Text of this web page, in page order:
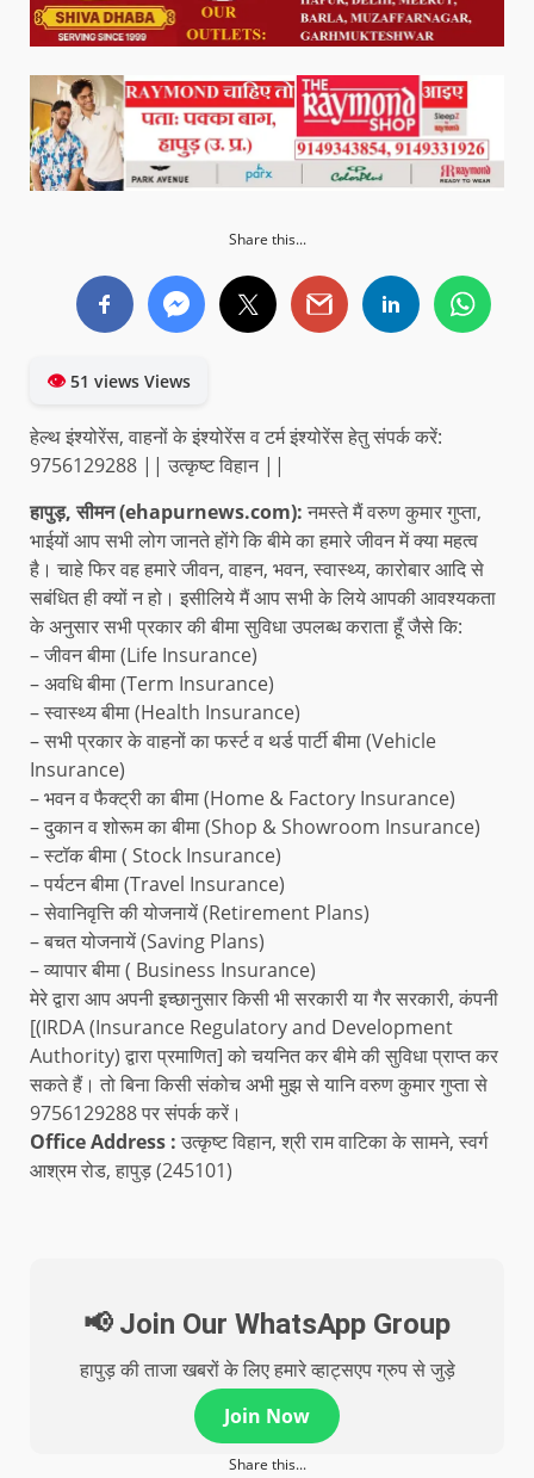
Share this...
👁51 views Views
हेल्थ इंश्योरेंस, वाहनों के इंश्योरेंस व टर्म इंश्योरेंस हेतु संपर्क करें:
9756129288 || उत्कृष्ट विहान ||
हापुड़, सीमन (ehapurnews.com): नमस्ते मैं वरुण कुमार गुप्ता,
भाईयों आप सभी लोग जानते होंगे कि बीमे का हमारे जीवन में क्या महत्व
है। चाहे फिर वह हमारे जीवन, वाहन, भवन, स्वास्थ्य, कारोबार आदि से
सबंधित ही क्यों न हो। इसीलिये मैं आप सभी के लिये आपकी आवश्यकता
के अनुसार सभी प्रकार की बीमा सुविधा उपलब्ध कराता हूँ जैसे कि:
– जीवन बीमा (Life Insurance)
– अवधि बीमा (Term Insurance)
– स्वास्थ्य बीमा (Health Insurance)
– सभी प्रकार के वाहनों का फर्स्ट व थर्ड पार्टी बीमा (Vehicle
Insurance)
– भवन व फैक्ट्री का बीमा (Home & Factory Insurance)
– दुकान व शोरूम का बीमा (Shop & Showroom Insurance)
– स्टॉक बीमा ( Stock Insurance)
– पर्यटन बीमा (Travel Insurance)
– सेवानिवृत्ति की योजनायें (Retirement Plans)
– बचत योजनायें (Saving Plans)
– व्यापार बीमा ( Business Insurance)
मेरे द्वारा आप अपनी इच्छानुसार किसी भी सरकारी या गैर सरकारी, कंपनी
[(IRDA (Insurance Regulatory and Development
Authority) द्वारा प्रमाणित] को चयनित कर बीमे की सुविधा प्राप्त कर
सकते हैं। तो बिना किसी संकोच अभी मुझ से यानि वरुण कुमार गुप्ता से
9756129288 पर संपर्क करें।
Office Address : उत्कृष्ट विहान, श्री राम वाटिका के सामने, स्वर्ग
आश्रम रोड, हापुड़ (245101)
📢 Join Our WhatsApp Group
हापुड़ की ताजा खबरों के लिए हमारे व्हाट्सएप ग्रुप से जुड़े
Join Now
Share this...